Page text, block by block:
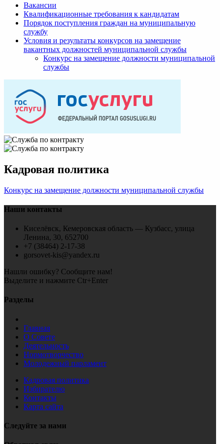
Вакансии
Квалификационные требования к кандидатам
Порядок поступления граждан на муниципальную
службу
Условия и результаты конкурсов на замещение
вакантных должностей муниципальной службы
Конкурс на замещение должности муниципальной
службы
Кадровая политика
Конкурс на замещение должности муниципальной службы
Наши контакты
Киселёвск, Кемеровская область — Кузбасс, улица
Ленина, 30, 652700
+7 (38464) 2-17-38
gorsovet-kis@yandex.ru
Нашли ошибку? Сообщите нам!
Выделите и нажмите Ctr+Enter
Разделы
Главная
О Совете
Деятельность
Нормотворчество
Молодежный парламент
Кадровая политика
Избирателю
Контакты
Карта сайта
Следуйте за нами